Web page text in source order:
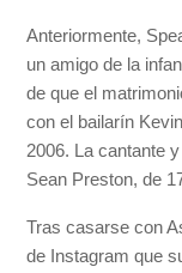
Anteriormente,
un amigo de la
de que el
con el bailarín
2006. La cantante
Sean Preston, de
Tras casarse con
de Instagram que